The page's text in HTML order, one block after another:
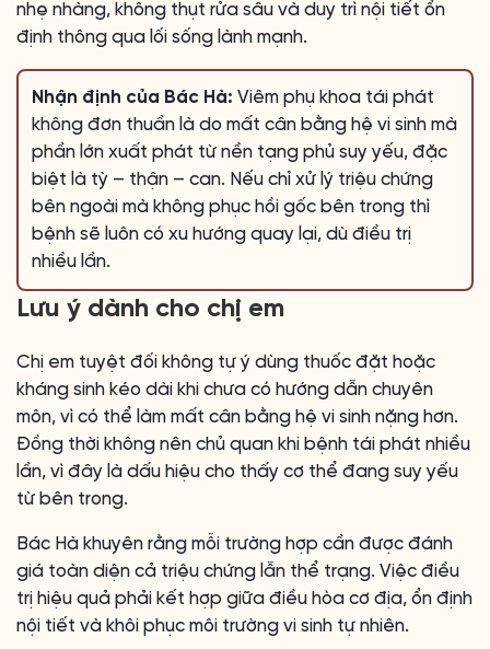
nhẹ nhàng, không thụt rửa sâu và duy trì nội tiết ổn
định thông qua lối sống lành mạnh.
Nhận định của Bác Hà: Viêm phụ khoa tái phát
không đơn thuần là do mất cân bằng hệ vi sinh mà
phần lớn xuất phát từ nền tạng phủ suy yếu, đặc
biệt là tỳ – thận – can. Nếu chỉ xử lý triệu chứng
bên ngoài mà không phục hồi gốc bên trong thì
bệnh sẽ luôn có xu hướng quay lại, dù điều trị
nhiều lần.
Lưu ý dành cho chị em
Chị em tuyệt đối không tự ý dùng thuốc đặt hoặc
kháng sinh kéo dài khi chưa có hướng dẫn chuyên
môn, vì có thể làm mất cân bằng hệ vi sinh nặng hơn.
Đồng thời không nên chủ quan khi bệnh tái phát nhiều
lần, vì đây là dấu hiệu cho thấy cơ thể đang suy yếu
từ bên trong.
Bác Hà khuyên rằng mỗi trường hợp cần được đánh
giá toàn diện cả triệu chứng lẫn thể trạng. Việc điều
trị hiệu quả phải kết hợp giữa điều hòa cơ địa, ổn định
nội tiết và khôi phục môi trường vi sinh tự nhiên.